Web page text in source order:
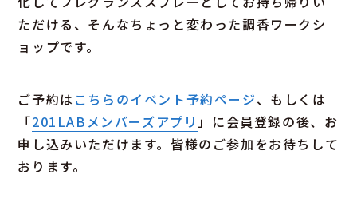
ただける、そんなちょっと変わった調香ワークシ
ョップです。
ご予約は こちらのイベント予約ページ、もしくは
「201LABメンバーズアプリ」に会員登録の後、お
申し込みいただけます。皆様のご参加をお待ちして
おります。